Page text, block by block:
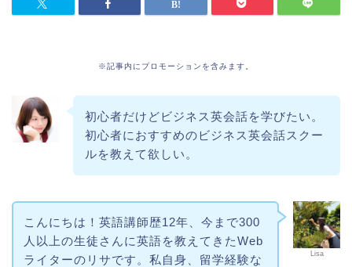
※記事内にプロモーションを含みます。
初心者だけどビジネス英会話を学びたい。
初心者におすすめのビジネス英会話スクー
ルを教えて欲しい。
Lisa
こんにちは！英語講師歴12年、今まで300
人以上の生徒さんに英語を教えてきたWeb
ライターのリサです。私自身、留学経験な